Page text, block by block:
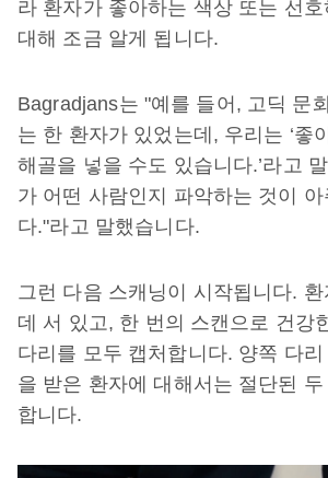
라 환자가 좋아하는 색상 또는 선호
대해 조금 알게 됩니다.
Bagradjans는 "예를 들어, 고딕 문
는 한 환자가 있었는데, 우리는 ‘좋
해골을 넣을 수도 있습니다.’라고
가 어떤 사람인지 파악하는 것이 아
다."라고 말했습니다.
그런 다음 스캐닝이 시작됩니다.
데 서 있고, 한 번의 스캔으로 건강
다리를 모두 캡처합니다. 양쪽 다
을 받은 환자에 대해서는 절단된
합니다.